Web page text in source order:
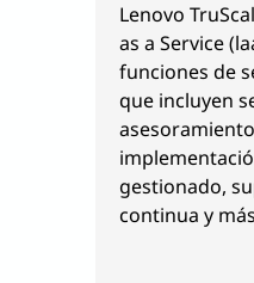
Lenovo
as a Service
funciones de
que incluyen
gestionado,
continua y